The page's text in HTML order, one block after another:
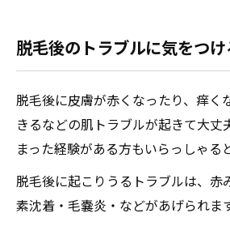
脱毛後のトラブルに気をつけ
脱毛後に皮膚が赤くなったり、痒く
きるなどの肌トラブルが起きて大丈
まった経験がある方もいらっしゃる
脱毛後に起こりうるトラブルは、赤
素沈着・毛嚢炎・などがあげられます